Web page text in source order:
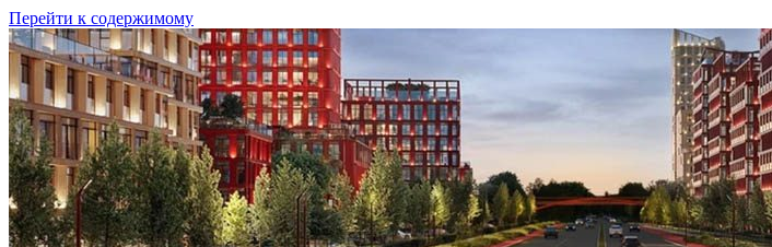
Перейти к содержимому